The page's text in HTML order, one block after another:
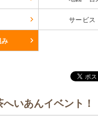
サービス
み
へいあんイベント！